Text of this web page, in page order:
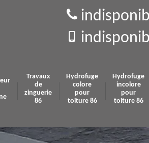
Travaux
de
zinguerie
86
Hydrofuge
colore
pour
toiture 86
Hydrofuge
incolore
pour
toiture 86